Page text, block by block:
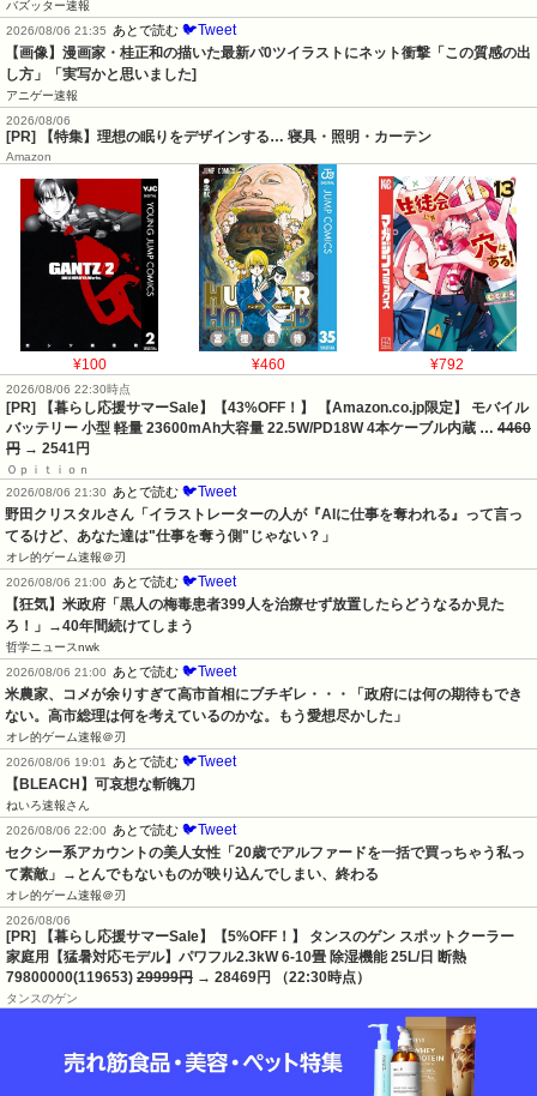
2026/08/06 21:35
【画像】漫画家・桂正和の描いた最新パ0ツイラストにネット衝撃「この質感の出
し方」「実写かと思いました]
アニゲー速報
2026/08/06
[PR] 【特集】理想の眠りをデザインする… 寝具・照明・カーテン
Amazon
¥100 ¥460 ¥792
2026/08/06 22:30時点
[PR] 【暮らし応援サマーSale】【43%OFF！】 【Amazon.co.jp限定】 モバイル
バッテリー 小型 軽量 23600mAh大容量 22.5W/PD18W 4本ケーブル内蔵 …4460
円→ 2541円
Ｏｐｉｔｉｏｎ
2026/08/06 21:30
🐦Tweet
野田クリスタルさん「イラストレーターの人が『AIに仕事を奪われる』って言っ
てるけど、あなた達は"仕事を奪う側"じゃない？」
オレ的ゲーム速報＠刃
2026/08/06 21:00 あとで読む
🐦Tweet
【狂気】米政府「黒人の梅毒患者399人を治療せず放置したらどうなるか見た
ろ！」→40年間続けてしまう
哲学ニュースnwk
2026/08/06 21:00
🐦Tweet
米農家、コメが余りすぎて高市首相にブチギレ・・・「政府には何の期待もでき
ない。高市総理は何を考えているのかな。もう愛想尽かした」
オレ的ゲーム速報＠刃
2026/08/06 19:01 あとで読む
🐦Tweet
【BLEACH】可哀想な斬魄刀
ねいろ速報さん
2026/08/06 22:00
🐦Tweet
セクシー系アカウントの美人女性「20歳でアルファードを一括で買っちゃう私っ
て素敵」→とんでもないものが映り込んでしまい、終わる
オレ的ゲーム速報＠刃
2026/08/06
[PR] 【暮らし応援サマーSale】【5%OFF！】 タンスのゲン スポットクーラー
家庭用【猛暑対応モデル】パワフル2.3kW 6-10畳 除湿機能 25L/日 断熱
79800000(119653)29999円→ 28469円 （22:30時点）
タンスのゲン